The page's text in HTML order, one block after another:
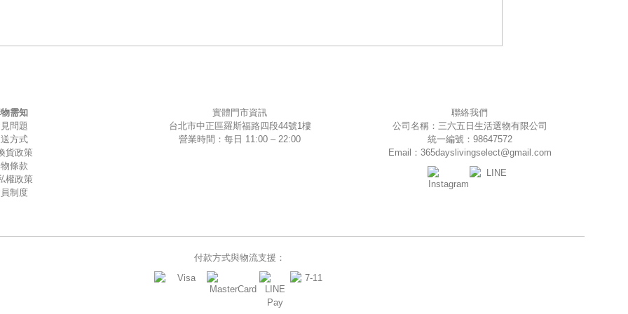
需知
問題
方式
貨政策
條款
權政策
制度
實體門市資訊
台北市中正區羅斯福路四段44號1樓
營業時間：每日 11:00 – 22:00
聯絡我們
公司名稱：三六五日生活選物有限公司
統一編號：98647572
Email：365dayslivingselect@gmail.com
付款方式與物流支援：